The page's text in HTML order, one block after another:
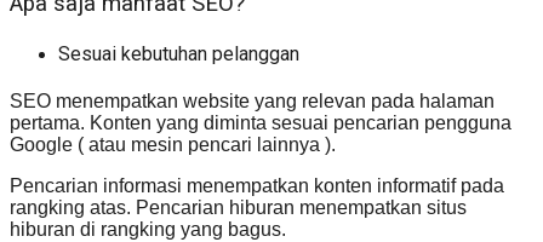
Sesuai kebutuhan pelanggan
SEO menempatkan website yang relevan pada halaman
pertama. Konten yang diminta sesuai pencarian pengguna
Google ( atau mesin pencari lainnya ).
Pencarian informasi menempatkan konten informatif pada
rangking atas. Pencarian hiburan menempatkan situs
hiburan di rangking yang bagus.